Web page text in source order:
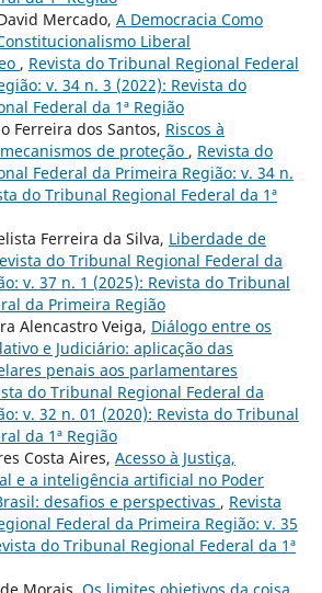
Mercado, A Democracia Como
Liberal
, Revista do Tribunal Regional Federal
v. 34 n. 3 (2022): Revista do
Federal da 1ª Região
Ferreira dos Santos, Riscos à
de proteção , Revista do
Federal da Primeira Região: v. 34 n.
do Tribunal Regional Federal da 1ª
Ferreira da Silva, Liberdade de
do Tribunal Regional Federal da
v. 37 n. 1 (2025): Revista do Tribunal
da Primeira Região
Alencastro Veiga, Diálogo entre os
e Judiciário: aplicação das
penais aos parlamentares
do Tribunal Regional Federal da
v. 32 n. 01 (2020): Revista do Tribunal
da 1ª Região
Costa Aires, Acesso à Justiça,
e a inteligência artificial no Poder
desafios e perspectivas , Revista
Federal da Primeira Região: v. 35
do Tribunal Regional Federal da 1ª
Morais, Os limites objetivos da coisa